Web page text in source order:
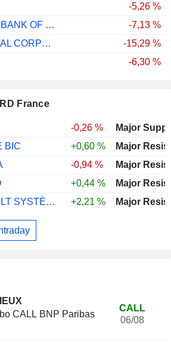
-5,26 %
AGRICULTURAL BANK OF CHINA LIMITED
-7,13 %
WESTERN DIGITAL CORPORATION
-15,29 %
-6,30 %
France
-0,26 %
Major
BIC +0,60 %
Major
-0,94 %
Major
+0,44 %
Major
DASSAULT SYSTÈMES SE +2,21 % Major
CALL BNP Paribas
CALL
06/08